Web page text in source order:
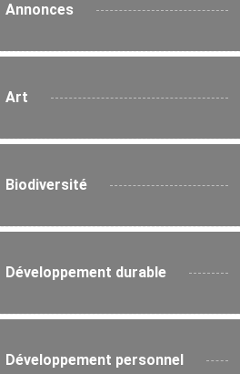
Annonces
Art
Biodiversité
Développement durable
Développement personnel